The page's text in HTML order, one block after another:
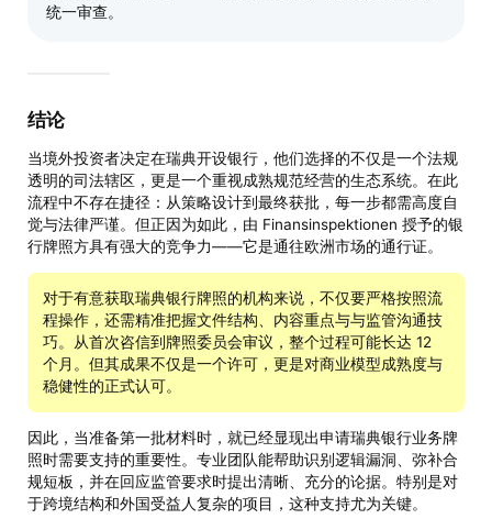
统一审查。
结论
当境外投资者决定在瑞典开设银行，他们选择的不仅是一个法规
透明的司法辖区，更是一个重视成熟规范经营的生态系统。在此
流程中不存在捷径：从策略设计到最终获批，每一步都需高度自
觉与法律严谨。但正因为如此，由 Finansinspektionen 授予的银
行牌照方具有强大的竞争力——它是通往欧洲市场的通行证。
对于有意获取瑞典银行牌照的机构来说，不仅要严格按照流
程操作，还需精准把握文件结构、内容重点与与监管沟通技
巧。从首次咨信到牌照委员会审议，整个过程可能长达 12
个月。但其成果不仅是一个许可，更是对商业模型成熟度与
稳健性的正式认可。
因此，当准备第一批材料时，就已经显现出申请瑞典银行业务牌
照时需要支持的重要性。专业团队能帮助识别逻辑漏洞、弥补合
规短板，并在回应监管要求时提出清晰、充分的论据。特别是对
于跨境结构和外国受益人复杂的项目，这种支持尤为关键。